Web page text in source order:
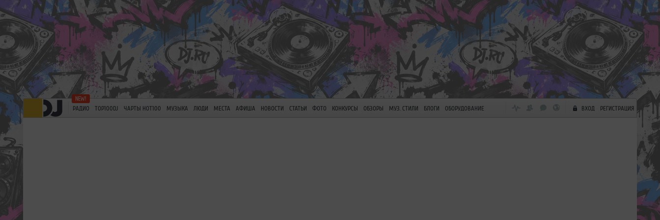
РАДИО TOP100DJ ЧАРТЫ HOT100 МУЗЫКА ЛЮДИ МЕСТА АФИША НОВОСТИ СТАТЬИ ФОТО КОНКУРСЫ ОБЗОРЫ МУЗ. СТИЛИ БЛОГИ ОБОРУДОВАНИЕ ВХОД РЕГИСТРАЦИЯ